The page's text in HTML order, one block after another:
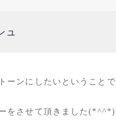
ュ
ーンにしたいということで
をさせて頂きました(*^^*)